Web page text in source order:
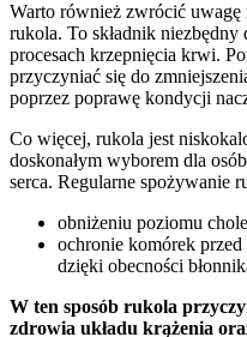
Warto również zwrócić uwagę
rukola. To składnik
procesach krzepnięcia krwi.
przyczyniać się do
poprzez poprawę kondycji
Co więcej, rukola jest
doskonałym wyborem dla
serca. Regularne spożywanie
obniżeniu poziomu
ochronie komórek
dzięki obecności
W ten sposób rukola
zdrowia układu krążenia